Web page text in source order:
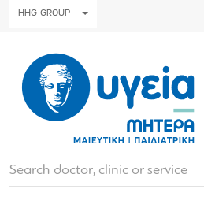
HHG GROUP